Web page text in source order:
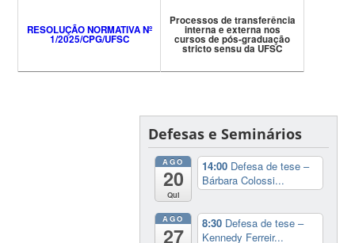
RESOLUÇÃO NORMATIVA Nº
1/2025/CPG/UFSC
Processos de transferência
interna e externa nos
cursos de pós-graduação
stricto sensu da UFSC
Defesas e Seminários
AGO
20
Qui
14:00 Defesa de tese –
Bárbara Colossi...
AGO
27
8:30 Defesa de tese –
Kennedy Ferreir...